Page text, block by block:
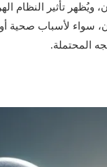
ويُظهر تأثير النظام
سواء لأسباب صحية
المحتملة.